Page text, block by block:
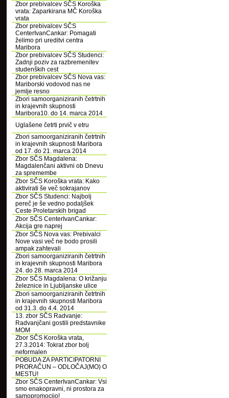
Zbor prebivalcev SČS Koroška
vrata: Zaparkirana MČ Koroška
vrata
Zbor prebivalcev SČS
CenterIvanCankar: Pomagati
želimo pri ureditvi centra
Maribora
Zbor prebivalcev SČS Studenci:
Zadnji poziv za razbremenitev
studenških cest
Zbor prebivalcev SČS Nova vas:
Mariborski vodovod nas ne
jemlje resno
Zbori samoorganiziranih četrtnih
in krajevnih skupnosti
Maribora10. do 14. marca 2014
Uglašene četrti prvič v etru
Zbori samoorganiziranih četrtnih
in krajevnih skupnosti Maribora
od 17. do 21. marca 2014
Zbor SČS Magdalena:
Magdalenčani aktivni ob Dnevu
za spremembe
Zbor SČS Koroška vrata: Kako
aktivirati še več sokrajanov
Zbor SČS Studenci: Najbolj
pereč je še vedno podaljšek
Ceste Proletarskih brigad
Zbor SČS CenterIvanCankar:
Akcija gre naprej
Zbor SČS Nova vas: Prebivalci
Nove vasi več ne bodo prosili
ampak zahtevali
Zbori samoorganiziranih četrtnih
in krajevnih skupnosti Maribora
24. do 28. marca 2014
Zbor SČS Magdalena: O križanju
železnice in Ljubljanske ulice
Zbori samoorganiziranih četrtnih
in krajevnih skupnosti Maribora
od 31.3. do 4.4. 2014
13. zbor SČS Radvanje:
Radvanjčani gostili predstavnike
MOM
Zbor SČS Koroška vrata,
27.3.2014: Tokrat zbor bolj
neformalen
POBUDA ZA PARTICIPATORNI
PRORAČUN – ODLOČAJ(MO) O
MESTU!
Zbor SČS CenterIvanCankar: Vsi
smo enakopravni, ni prostora za
samopromocijo!